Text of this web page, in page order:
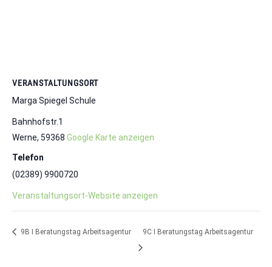
VERANSTALTUNGSORT
Marga Spiegel Schule
Bahnhofstr.1
Werne, 59368 Google Karte anzeigen
Telefon
(02389) 9900720
Veranstaltungsort-Website anzeigen
9B I Beratungstag Arbeitsagentur 9C I Beratungstag Arbeitsagentur